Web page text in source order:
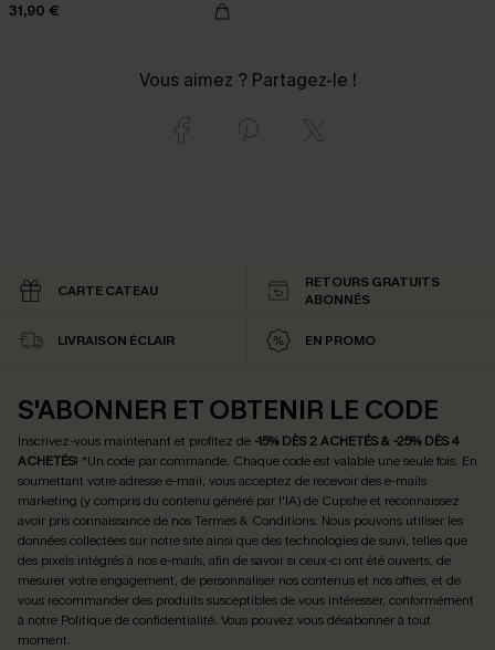
31,90 €
Vous aimez ? Partagez-le !
CARTE CATEAU
RETOURS GRATUITS
ABONNÉS
LIVRAISON ÉCLAIR EN PROMO
S'ABONNER ET OBTENIR LE CODE
Inscrivez-vous maintenant et profitez de -15% DÈS 2 ACHETÉS & -25% DÈS 4
ACHETÉS! *Un code par commande. Chaque code est valable une seule fois. En
soumettant votre adresse e-mail, vous acceptez de recevoir des e-mails
marketing (y compris du contenu généré par l'IA) de Cupshe et reconnaissez
avoir pris connaissance de nosTermes & Conditions. Nous pouvons utiliser les
données collectées sur notre site ainsi que des technologies de suivi, telles que
des pixels intégrés à nos e-mails, afin de savoir si ceux-ci ont été ouverts, de
mesurer votre engagement, de personnaliser nos contenus et nos offres, et de
vous recommander des produits susceptibles de vous intéresser, conformément
à notre Politique de confidentialité. Vous pouvez vous désabonner à tout
moment.